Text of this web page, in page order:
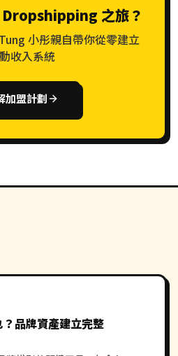
Dropshipping 之旅？
小彤親自帶你從零建立
收入系統
加盟計劃
品牌資產建立完整